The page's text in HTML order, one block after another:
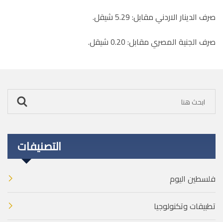
صرف الدينار الاردني مقابل: 5.29 شيقل.
صرف الجنية المصري مقابل: 0.20 شيقل.
التصنيفات
فلسطين اليوم
تطبيقات وتكنولوجيا